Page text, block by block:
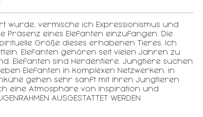
vermische ich Expressionismus und
Präsenz eines Elefanten einzufangen. Die
Größe dieses erhabenen Tieres. Ich
Elefanten gehören seit vielen Jahren zu
Elefanten sind Herdentiere. Jungtiere suchen
Elefanten in komplexen Netzwerken, in
gehen sehr sanft mit ihren Jungtieren
eine Atmosphäre von Inspiration und
AUSGESTATTET WERDEN